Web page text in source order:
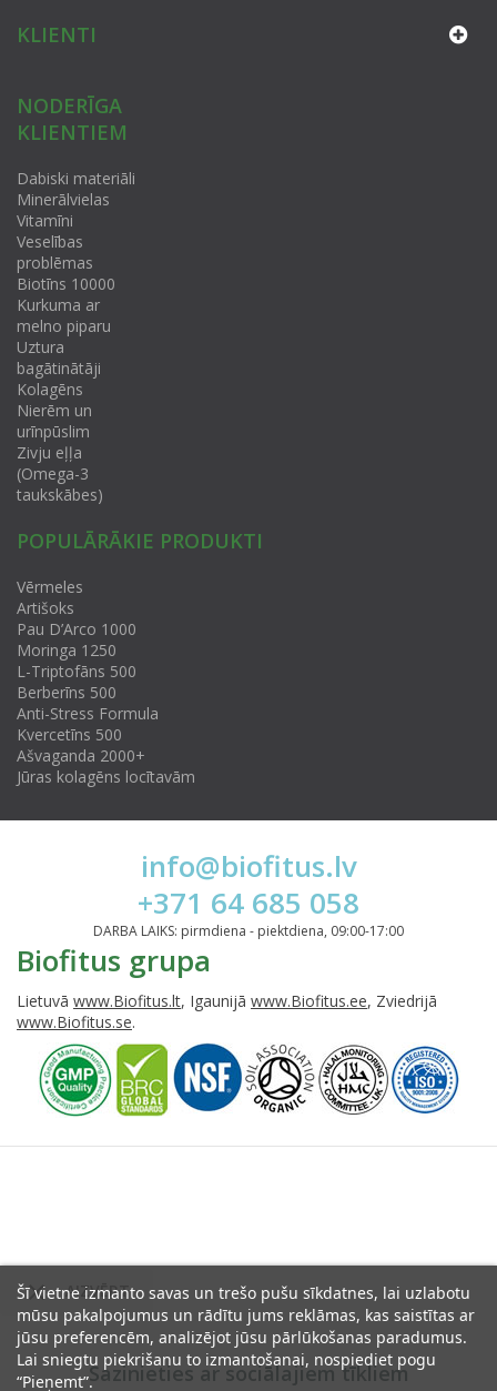
KLIENTI
NODERĪGA
KLIENTIEM
Dabiski materiāli
Minerālvielas
Vitamīni
Veselības
problēmas
Biotīns 10000
Kurkuma ar
melno piparu
Uztura
bagātinātāji
Kolagēns
Nierēm un
urīnpūslim
Zivju eļļa
(Omega-3
taukskābes)
POPULĀRĀKIE PRODUKTI
Vērmeles
Artišoks
Pau D’Arco 1000
Moringa 1250
L-Triptofāns 500
Berberīns 500
Anti-Stress Formula
Kvercetīns 500
Ašvaganda 2000+
Jūras kolagēns locītavām
info@biofitus.lv
+371 64 685 058
DARBA LAIKS: pirmdiena - piektdiena, 09:00-17:00
Biofitus grupa
Lietuvā www.Biofitus.lt, Igaunijā www.Biofitus.ee, Zviedrijā
www.Biofitus.se.
Šī vietne izmanto savas un trešo pušu sīkdatnes, lai uzlabotu
mūsu pakalpojumus un rādītu jums reklāmas, kas saistītas ar
jūsu preferencēm, analizējot jūsu pārlūkošanas paradumus.
Lai sniegtu piekrišanu to izmantošanai, nospiediet pogu
“Pieņemt”.
 AIZVĒRT
Sazinieties ar sociālajiem tīkliem